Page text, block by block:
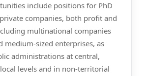
include positions for PhD
companies, both profit and
multinational companies
medium-sized enterprises, as
administrations at central,
levels and in non-territorial